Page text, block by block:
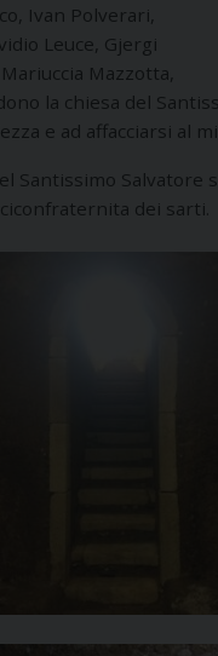
Ivan Polverari,
Leuce, Gjergi
Mazzotta,
la chiesa del
e ad affacciarsi al
Santissimo Salvatore
dei sarti.